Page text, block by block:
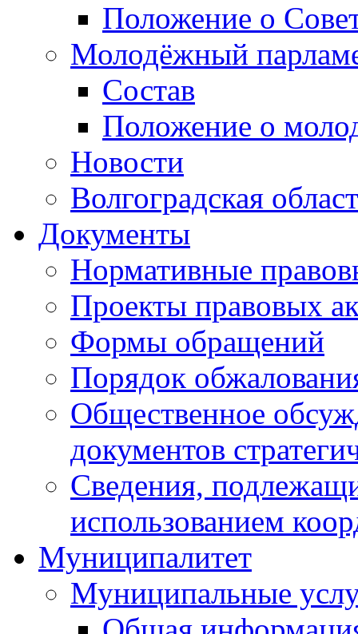
Положение о
Молодёжный
Состав
Положение о
Новости
Волгоградская
Документы
Нормативные
Проекты правовых
Формы обращений
Порядок
Общественное
документов
Сведения,
использованием
Муниципалитет
Муниципальные